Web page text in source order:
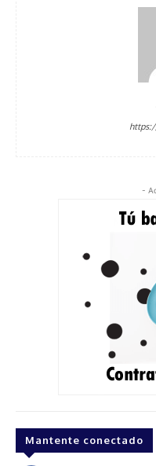
-
Mantente conectado